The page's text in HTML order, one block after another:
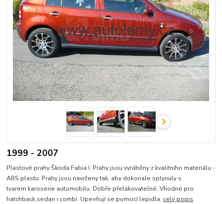
1999 - 2007
Plastové prahy Škoda Fabia I. Prahy jsou vyráběny z kvalitního materiálu -
ABS plastu. Prahy jsou navrženy tak, aby dokonale splynuly s
tvarem karoserie automobilu. Dobře přelakovatelné. Vhodné pro
hatchback,sedan i combi. Upevňují se pomocí lepidla. celý popis